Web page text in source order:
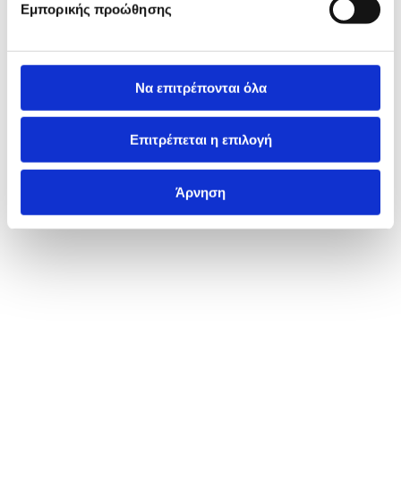
Εμπορικής προώθησης
Να επιτρέπονται όλα
Επιτρέπεται η επιλογή
Άρνηση